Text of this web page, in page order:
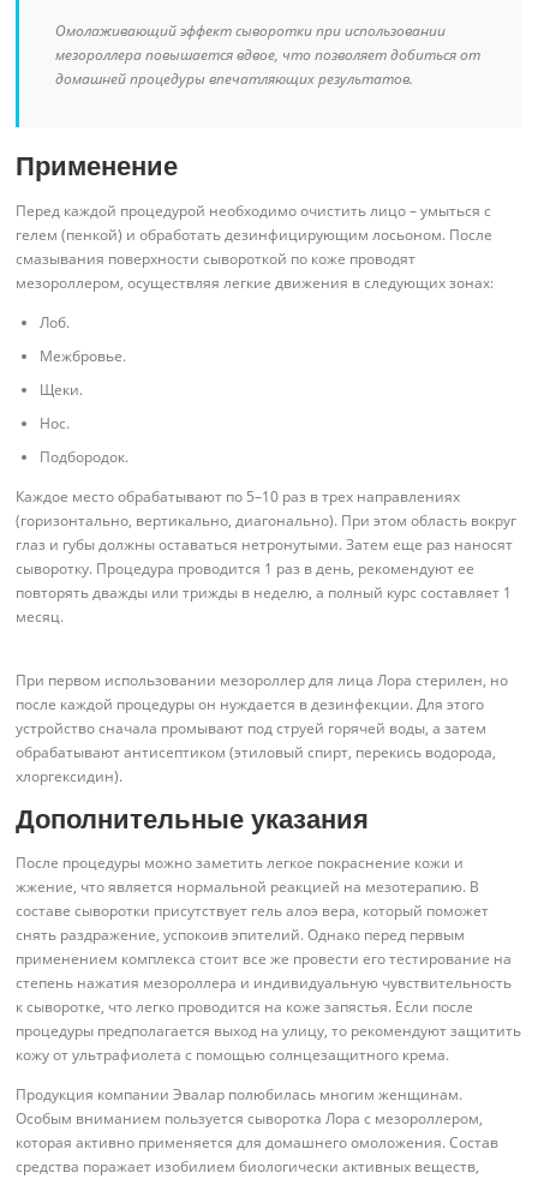
Омолаживающий эффект сыворотки при использовании
мезороллера повышается вдвое, что позволяет добиться от
домашней процедуры впечатляющих результатов.
Применение
Перед каждой процедурой необходимо очистить лицо – умыться с
гелем (пенкой) и обработать дезинфицирующим лосьоном. После
смазывания поверхности сывороткой по коже проводят
мезороллером, осуществляя легкие движения в следующих зонах:
Лоб.
Межбровье.
Щеки.
Нос.
Подбородок.
Каждое место обрабатывают по 5–10 раз в трех направлениях
(горизонтально, вертикально, диагонально). При этом область вокруг
глаз и губы должны оставаться нетронутыми. Затем еще раз наносят
сыворотку. Процедура проводится 1 раз в день, рекомендуют ее
повторять дважды или трижды в неделю, а полный курс составляет 1
месяц.
При первом использовании мезороллер для лица Лора стерилен, но
после каждой процедуры он нуждается в дезинфекции. Для этого
устройство сначала промывают под струей горячей воды, а затем
обрабатывают антисептиком (этиловый спирт, перекись водорода,
хлоргексидин).
Дополнительные указания
После процедуры можно заметить легкое покраснение кожи и
жжение, что является нормальной реакцией на мезотерапию. В
составе сыворотки присутствует гель алоэ вера, который поможет
снять раздражение, успокоив эпителий. Однако перед первым
применением комплекса стоит все же провести его тестирование на
степень нажатия мезороллера и индивидуальную чувствительность
к сыворотке, что легко проводится на коже запястья. Если после
процедуры предполагается выход на улицу, то рекомендуют защитить
кожу от ультрафиолета с помощью солнцезащитного крема.
Продукция компании Эвалар полюбилась многим женщинам.
Особым вниманием пользуется сыворотка Лора с мезороллером,
которая активно применяется для домашнего омоложения. Состав
средства поражает изобилием биологически активных веществ,